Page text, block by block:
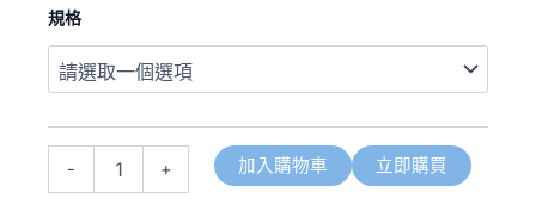
規格
-
NITECORE
碳
纖
輕
+ 加入購物車 立即購買